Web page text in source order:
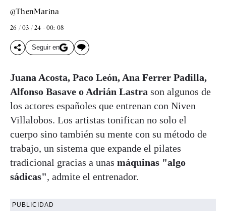
@ThenMarina
26 / 03 / 24 - 00: 08
Seguir en
Juana Acosta, Paco León, Ana Ferrer Padilla,
Alfonso Basave o Adrián Lastra son algunos de
los actores españoles que entrenan con Niven
Villalobos. Los artistas tonifican no solo el
cuerpo sino también su mente con su método de
trabajo, un sistema que expande el pilates
tradicional gracias a unas máquinas "algo
sádicas", admite el entrenador.
PUBLICIDAD